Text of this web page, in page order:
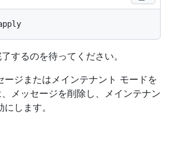
するのを待ってください。
ージまたはメインテナント モードを
メッセージを削除し、メインテナン
します。